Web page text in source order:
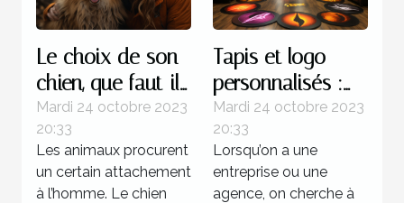
Le choix de son
chien, que faut-il
savoir ?
Mardi 24 octobre 2023
20:33
Les animaux procurent
un certain attachement
à l’homme. Le chien
Tapis et logo
personnalisés :
parlons-en !
Mardi 24 octobre 2023
20:33
Lorsqu’on a une
entreprise ou une
agence, on cherche à